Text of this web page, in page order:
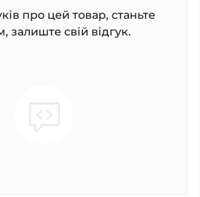
про цей товар, станьте
залиште свій відгук.